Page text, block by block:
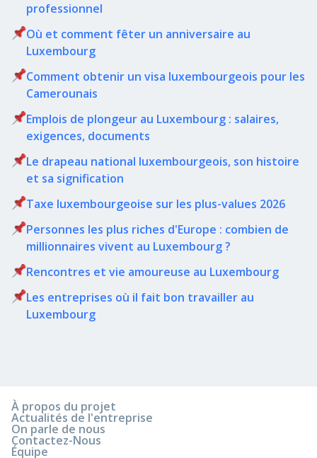
professionnel
Où et comment fêter un anniversaire au
Luxembourg
Comment obtenir un visa luxembourgeois pour les
Camerounais
Emplois de plongeur au Luxembourg : salaires,
exigences, documents
Le drapeau national luxembourgeois, son histoire
et sa signification
Taxe luxembourgeoise sur les plus-values 2026
Personnes les plus riches d'Europe : combien de
millionnaires vivent au Luxembourg ?
Rencontres et vie amoureuse au Luxembourg
Les entreprises où il fait bon travailler au
Luxembourg
À propos du projet
Actualités de l'entreprise
On parle de nous
Contactez-Nous
Équipe